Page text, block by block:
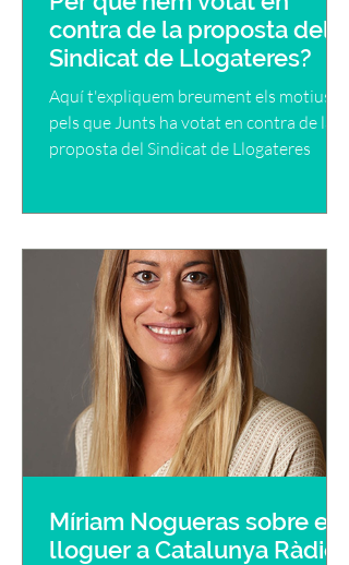
contra de la proposta del
Sindicat de Llogateres?
Aquí t'expliquem breument els motius
pels que Junts ha votat en contra de la
proposta del Sindicat de Llogateres
Míriam Nogueras sobre el
lloguer a Catalunya Ràdio